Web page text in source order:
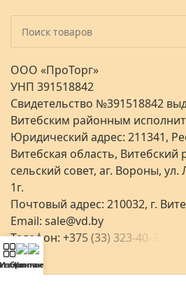
ООО «ПроТорг»
УНП 391518842
Свидетельство №391518842
Витебским районным
Юридический адрес: 211341,
Витебская область,
сельский совет, аг. Вороны,
1г.
Почтовый адрес: 210032, г.
Email:sale@vd.by
Телефон:+375(33) 323-40-
Избранное
Контакты